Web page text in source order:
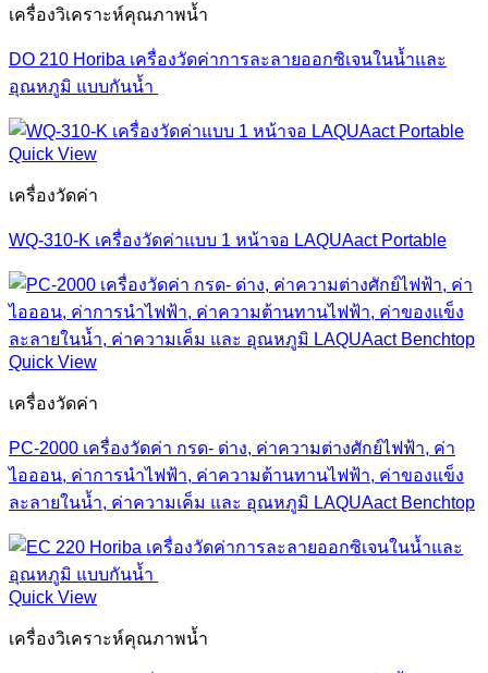
เครื่องวิเคราะห์คุณภาพน้ำ
DO 210 Horiba เครื่องวัดค่าการละลายออกซิเจนในน้ำและ
อุณหภูมิ แบบกันน้ำ
Quick View
เครื่องวัดค่า
WQ-310-K เครื่องวัดค่าแบบ 1 หน้าจอ LAQUAact Portable
Quick View
เครื่องวัดค่า
PC-2000 เครื่องวัดค่า กรด- ด่าง, ค่าความต่างศักย์ไฟฟ้า, ค่า
ไอออน, ค่าการนำไฟฟ้า, ค่าความต้านทานไฟฟ้า, ค่าของแข็ง
ละลายในน้ำ, ค่าความเค็ม และ อุณหภูมิ LAQUAact Benchtop
Quick View
เครื่องวิเคราะห์คุณภาพน้ำ